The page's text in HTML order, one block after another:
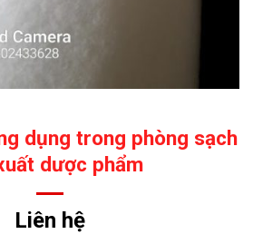
dụng trong phòng sạch
dược phẩm
Liên hệ